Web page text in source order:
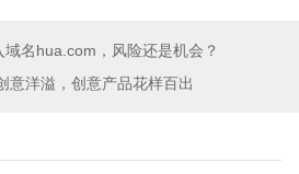
域名hua.com，风险还是机会？
意洋溢，创意产品花样百出